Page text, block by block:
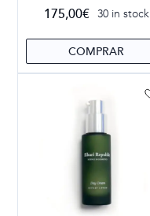
175,00€ 30 in stock
COMPRAR